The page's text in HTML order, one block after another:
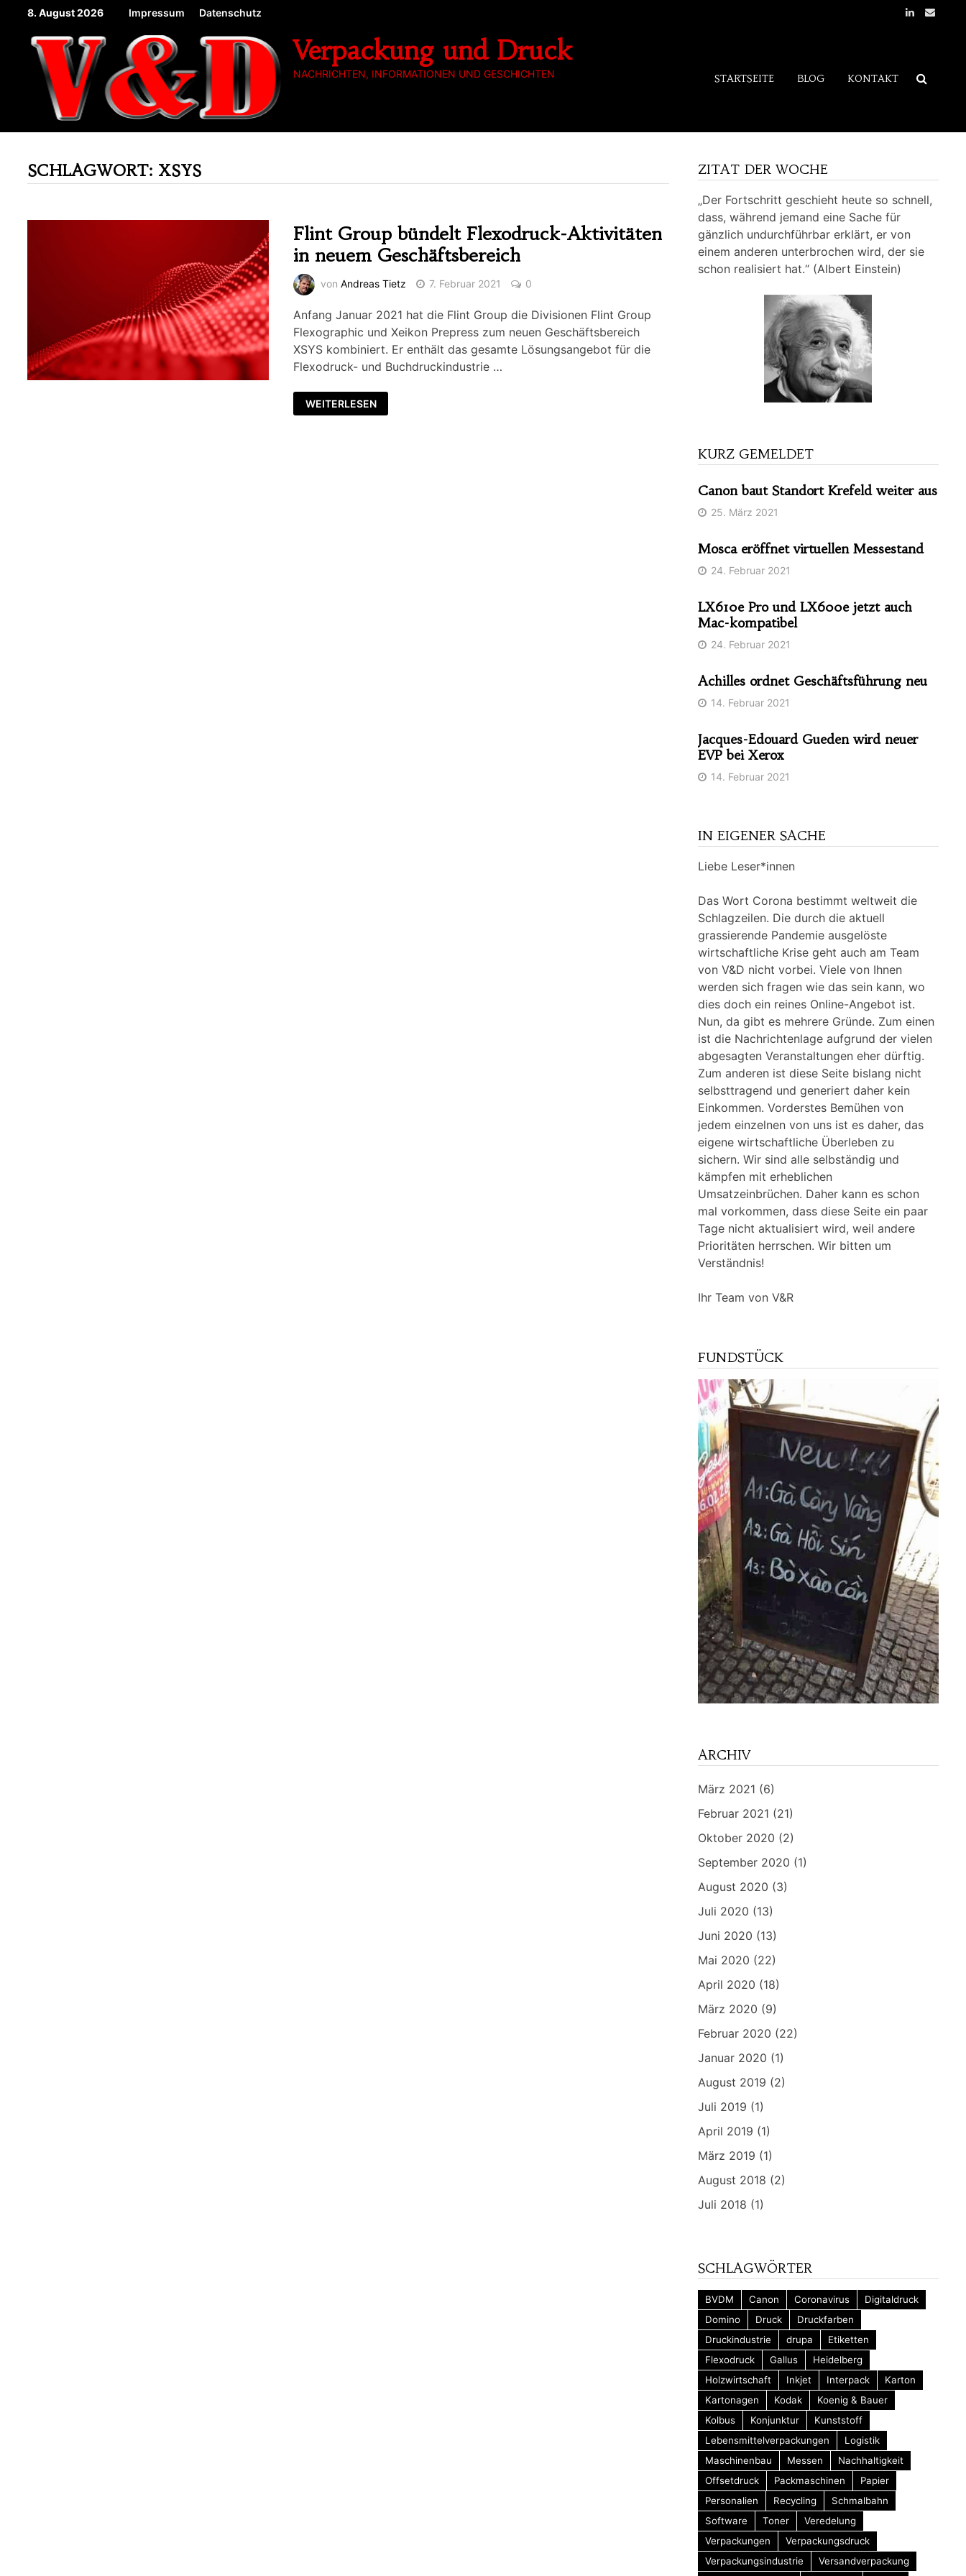
springen
8. August 2026 Impressum Datenschutz
Verpackung und Druck
NACHRICHTEN, INFORMATIONEN UND GESCHICHTEN STARTSEITE BLOG KONTAKT
SCHLAGWORT: XSYS
Flint Group bündelt Flexodruck-Aktivitäten
in neuem Geschäftsbereich
von Andreas Tietz 7. Februar 2021 0
Anfang Januar 2021 hat die Flint Group die Divisionen Flint Group
Flexographic und Xeikon Prepress zum neuen Geschäftsbereich
XSYS kombiniert. Er enthält das gesamte Lösungsangebot für die
Flexodruck- und Buchdruckindustrie …
WEITERLESEN
ZITAT DER WOCHE
„Der Fortschritt geschieht heute so schnell,
dass, während jemand eine Sache für
gänzlich undurchführbar erklärt, er von
einem anderen unterbrochen wird, der sie
schon realisiert hat.“ (Albert Einstein)
KURZ GEMELDET
Canon baut Standort Krefeld weiter aus
25. März 2021
Mosca eröffnet virtuellen Messestand
24. Februar 2021
LX610e Pro und LX600e jetzt auch
Mac-kompatibel
24. Februar 2021
Achilles ordnet Geschäftsführung neu
14. Februar 2021
Jacques-Edouard Gueden wird neuer
EVP bei Xerox
14. Februar 2021
IN EIGENER SACHE
Liebe Leser*innen
Das Wort Corona bestimmt weltweit die
Schlagzeilen. Die durch die aktuell
grassierende Pandemie ausgelöste
wirtschaftliche Krise geht auch am Team
von V&D nicht vorbei. Viele von Ihnen
werden sich fragen wie das sein kann, wo
dies doch ein reines Online-Angebot ist.
Nun, da gibt es mehrere Gründe. Zum einen
ist die Nachrichtenlage aufgrund der vielen
abgesagten Veranstaltungen eher dürftig.
Zum anderen ist diese Seite bislang nicht
selbsttragend und generiert daher kein
Einkommen. Vorderstes Bemühen von
jedem einzelnen von uns ist es daher, das
eigene wirtschaftliche Überleben zu
sichern. Wir sind alle selbständig und
kämpfen mit erheblichen
Umsatzeinbrüchen. Daher kann es schon
mal vorkommen, dass diese Seite ein paar
Tage nicht aktualisiert wird, weil andere
Prioritäten herrschen. Wir bitten um
Verständnis!
Ihr Team von V&R
FUNDSTÜCK
ARCHIV
März 2021 (6)
Februar 2021 (21)
Oktober 2020 (2)
September 2020 (1)
August 2020 (3)
Juli 2020 (13)
Juni 2020 (13)
Mai 2020 (22)
April 2020 (18)
März 2020 (9)
Februar 2020 (22)
Januar 2020 (1)
August 2019 (2)
Juli 2019 (1)
April 2019 (1)
März 2019 (1)
August 2018 (2)
Juli 2018 (1)
SCHLAGWÖRTER
BVDM Canon Coronavirus
Digitaldruck
Domino
Druck
Druckfarben
Druckindustrie
drupa
Etiketten
Flexodruck
Gallus
Heidelberg
Holzwirtschaft
Inkjet Interpack
Karton
Kartonagen
Kodak
Koenig & Bauer
Kolbus
Konjunktur
Kunststoff
Lebensmittelverpackungen
Logistik
Maschinenbau
Messen
Nachhaltigkeit
Offsetdruck
Packmaschinen
Papier
Personalien
Recycling
Schmalbahn
Software
Toner
Veredelung
Verpackungen
Verpackungsdruck
Verpackungsindustrie
Versandverpackung